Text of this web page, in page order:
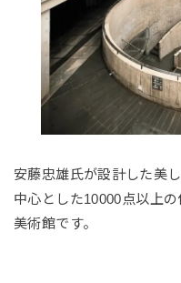
安藤忠雄氏が設計した美
中心とした10000点以上
美術館です。